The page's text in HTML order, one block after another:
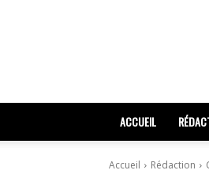
ACCUEIL
Accueil Rédaction